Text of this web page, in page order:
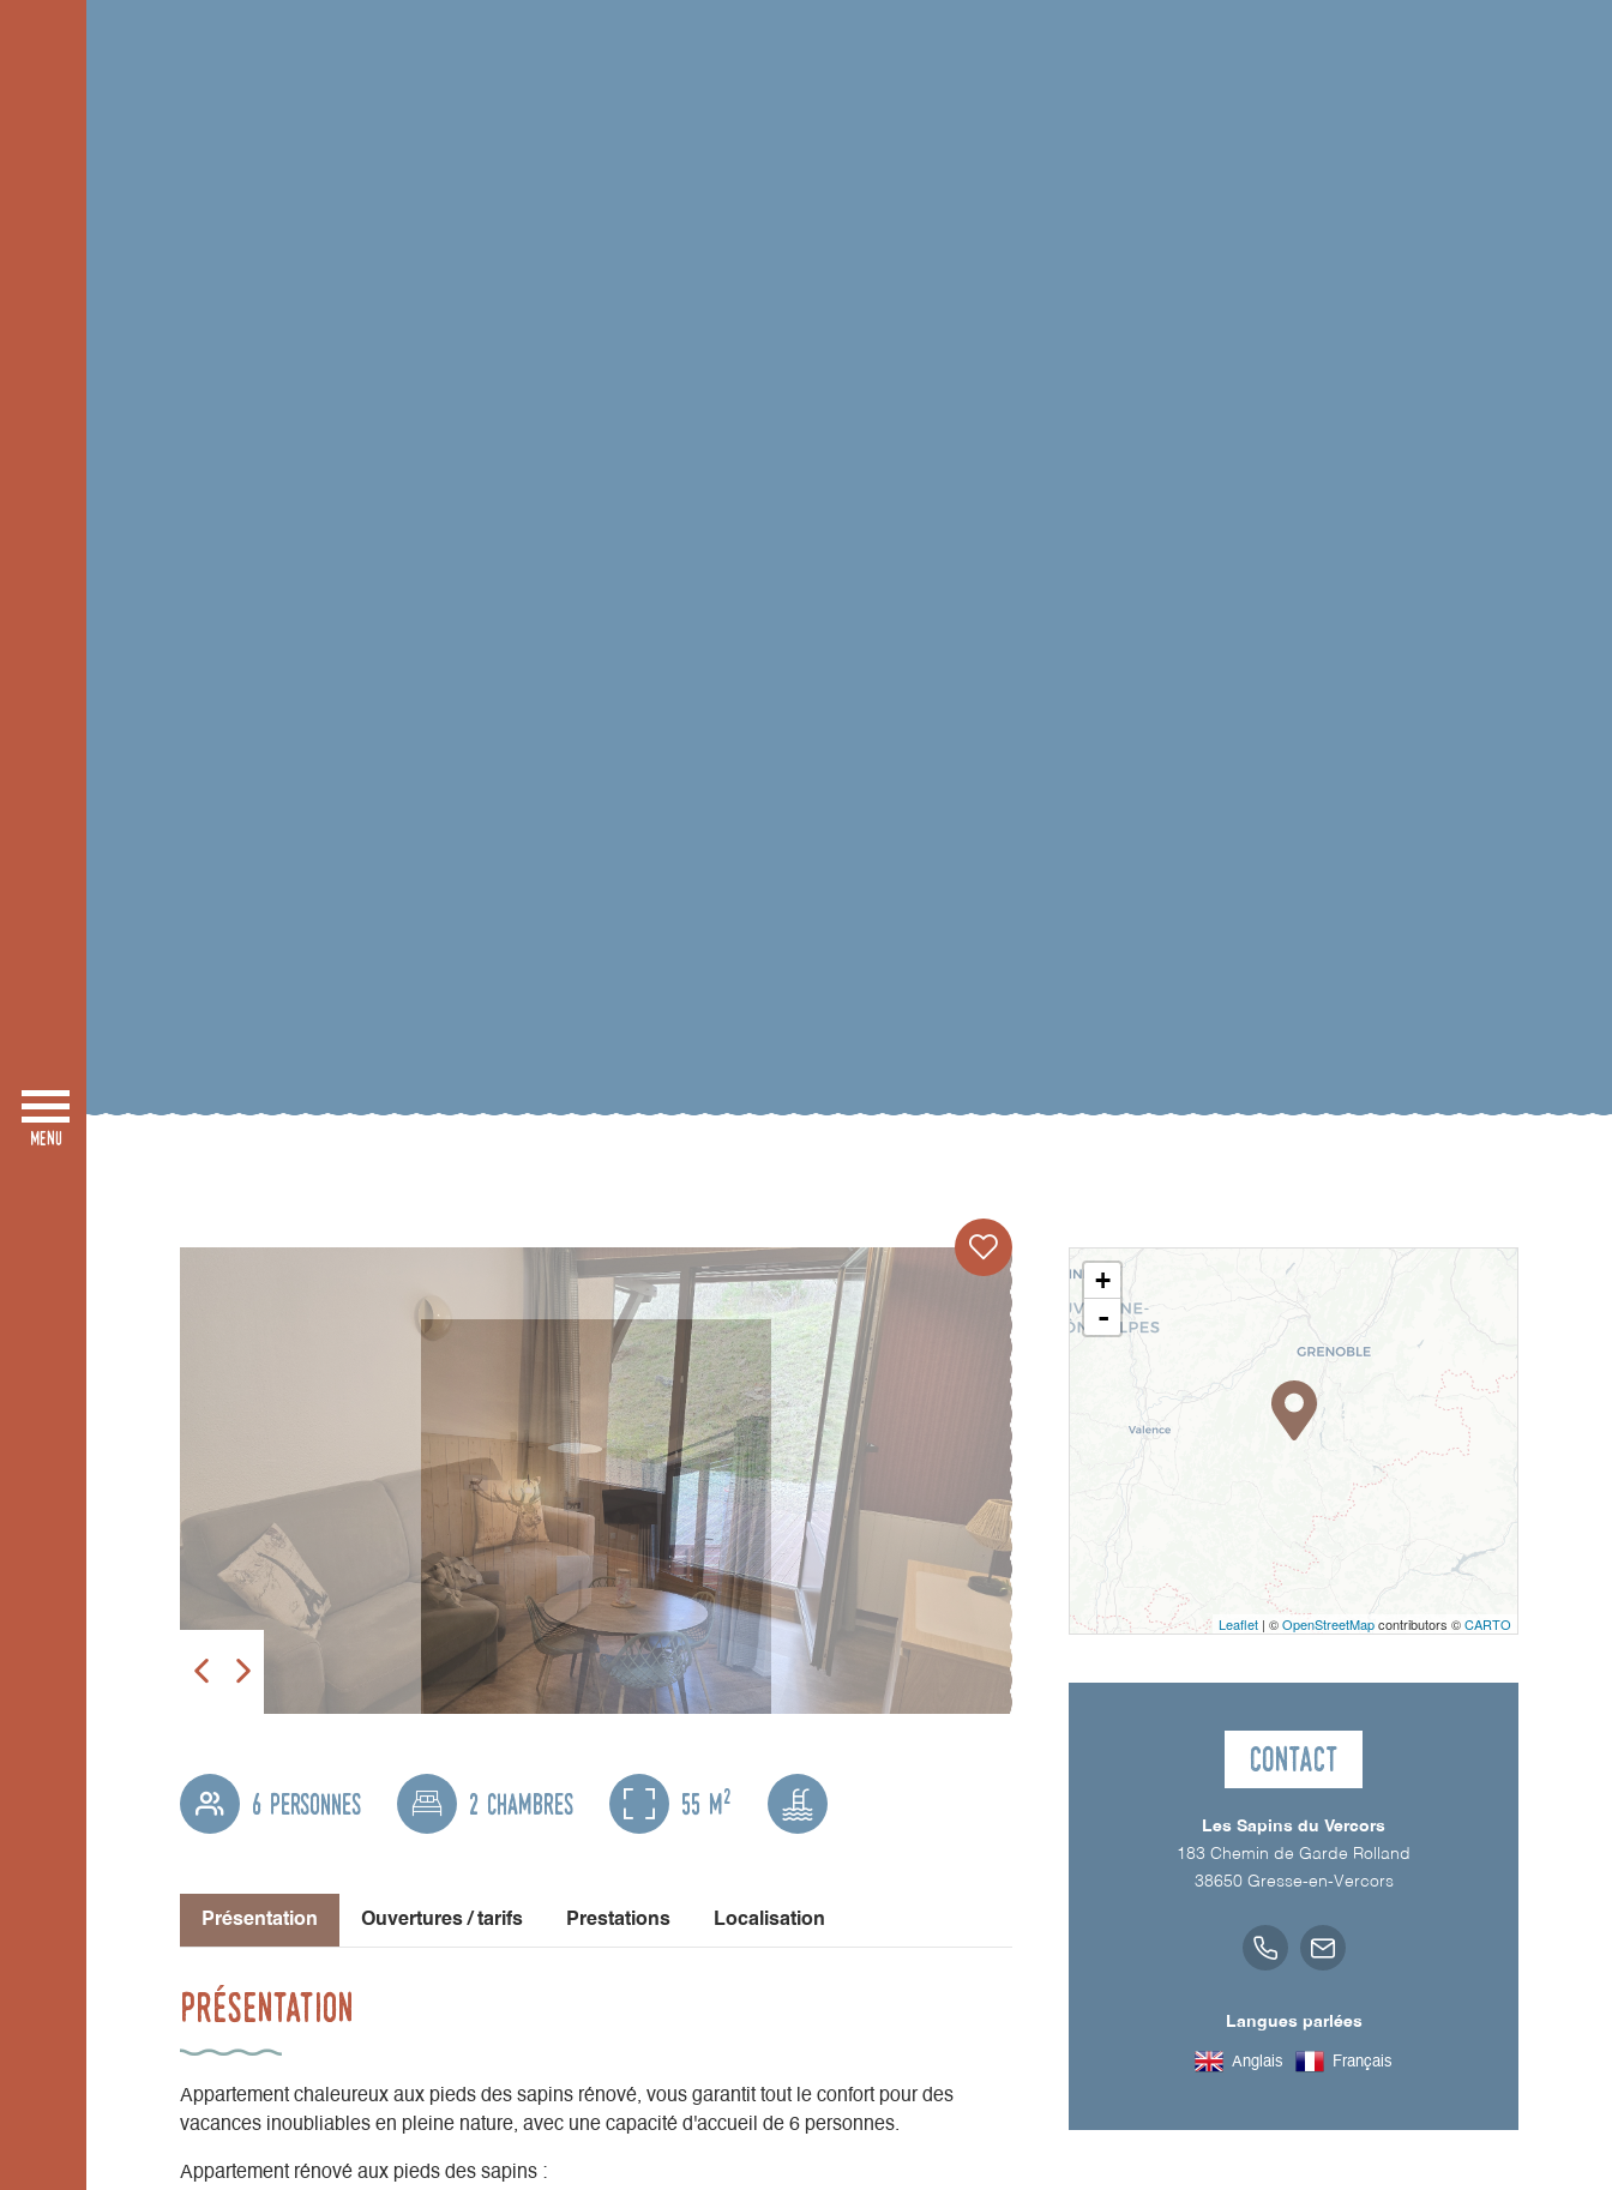
6 personnes 2 chambres 55 m2
Présentation Ouvertures / tarifs Prestations Localisation
Présentation
Appartement chaleureux aux pieds des sapins rénové, vous garantit tout le confort pour des
vacances inoubliables en pleine nature, avec une capacité d'accueil de 6 personnes.
Appartement rénové aux pieds des sapins :
+
-
Leaflet | ©OpenStreetMapcontributors ©CARTO
Contact
Les Sapins du Vercors
183 Chemin de Garde Rolland
38650 Gresse-en-Vercors
Langues parlées
Anglais Français